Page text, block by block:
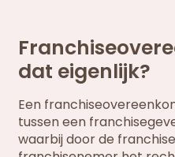
dat eigenlijk?
Een
tussen een
waarbij door de